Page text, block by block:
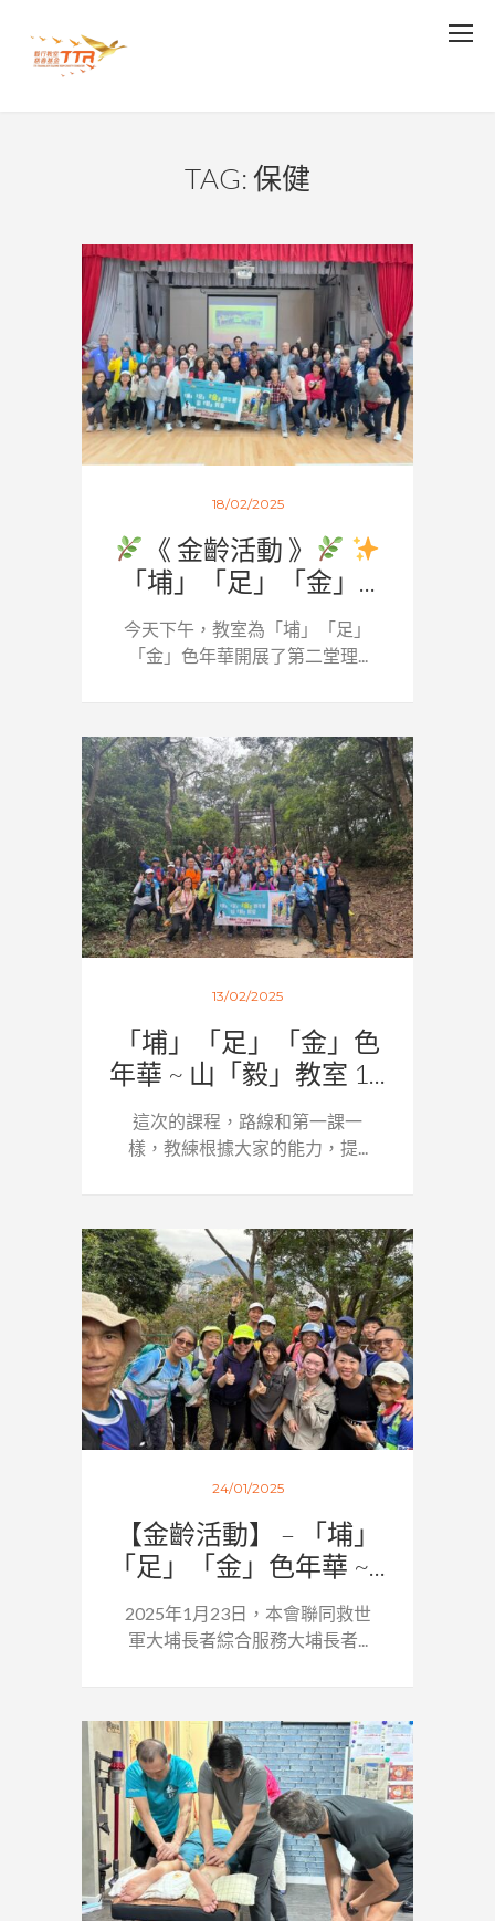
TAG: 保健
18/02/2025
《 金齡活動 》
「埔」「足」「金」...
今天下午，教室為「埔」「足」
「金」色年華開展了第二堂理...
13/02/2025
「埔」「足」「金」色
年華 ~ 山「毅」教室 1...
這次的課程，路線和第一課一
樣，教練根據大家的能力，提...
24/01/2025
【金齡活動】 – 「埔」
「足」「金」色年華 ~...
2025年1月23日，本會聯同救世
軍大埔長者綜合服務大埔長者...